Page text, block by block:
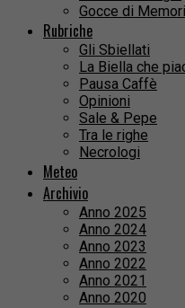
Gocce di
Rubriche
Gli Sbiellati
La Biella che
Pausa Caffè
Opinioni
Sale & Pepe
Tra le righe
Necrologi
Meteo
Archivio
Anno 2025
Anno 2024
Anno 2023
Anno 2022
Anno 2021
Anno 2020